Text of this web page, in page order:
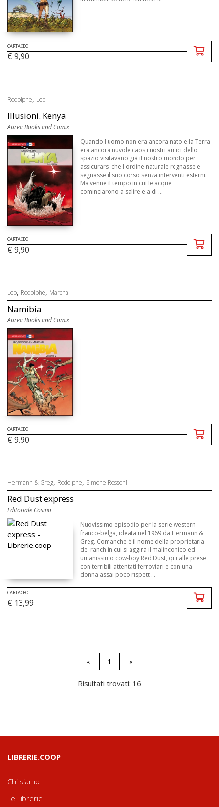
CARTACEO
€ 9,90
Rodolphe, Leo
Illusioni. Kenya
Aurea Books and Comix
Quando l'uomo non era ancora nato e la Terra
era ancora nuvole caos i nostri amici dello
spazio visitavano già il nostro mondo per
assicurarsi che l'ordine naturale regnasse e
segnasse il suo corso senza interventi esterni.
Ma venne il tempo in cui le acque
cominciarono a salire e a di ...
CARTACEO
€ 9,90
Leo, Rodolphe, Marchal
Namibia
Aurea Books and Comix
CARTACEO
€ 9,90
Hermann & Greg, Rodolphe, Simone Rossoni
Red Dust express
Editoriale Cosmo
Nuovissimo episodio per la serie western
franco-belga, ideata nel 1969 da Hermann &
Greg. Comanche è il nome della proprietaria
del ranch in cui si aggira il malinconico ed
umanissimo cow-boy Red Dust, qui alle prese
con terribili attentati ferroviari e con una
donna assai poco rispett ...
CARTACEO
€ 13,99
« 1 »
Risultati trovati: 16
LIBRERIE.COOP
Chi siamo
Le Librerie